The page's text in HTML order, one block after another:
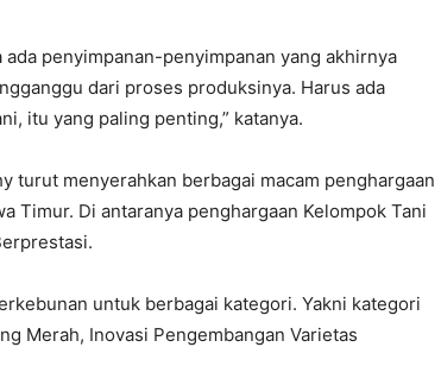
penyimpanan-penyimpanan yang akhirnya
dari proses produksinya. Harus ada
itu yang paling penting,” katanya.
turut menyerahkan berbagai macam penghargaan
Timur. Di antaranya penghargaan Kelompok Tani
untuk berbagai kategori. Yakni kategori
Merah, Inovasi Pengembangan Varietas